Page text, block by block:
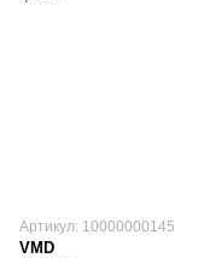
Артикул: 10000000145
VMD